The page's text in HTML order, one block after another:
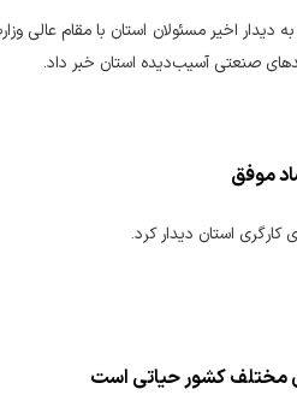
دیدار اخیر مسئولان استان با مقام عالی
صنعتی آسیب‌دیده استان خبر داد.
موفق
استان دیدار کرد.
مختلف کشور حیاتی است